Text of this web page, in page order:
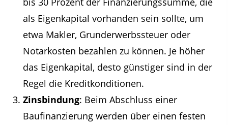
als Eigenkapital vorhanden sein sollte, um
etwa Makler, Grunderwerbssteuer oder
Notarkosten bezahlen zu können. Je höher
das Eigenkapital, desto günstiger sind in der
Regel die Kreditkonditionen.
Zinsbindung: Beim Abschluss einer
Baufinanzierung werden über einen festen